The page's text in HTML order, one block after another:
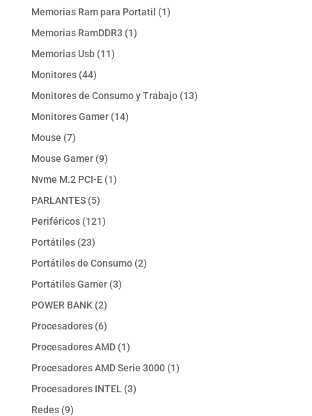
productos
Memorias Ram para Portatil 11
Memorias RamDDR3 11
Memorias Usb 1111
Monitores 4444
productos
Monitores de Consumo y Trabajo 1313
Monitores Gamer 1414
Mouse 77
productos
Mouse Gamer 99
productos
Nvme M.2 PCI-E 11
PARLANTES 55
productos
Periféricos 121121
Portátiles 2323
productos
Portátiles de Consumo 22
Portátiles Gamer 33
POWER BANK 22
productos
Procesadores 66
productos
Procesadores AMD 11
producto
Procesadores AMD Serie 3000 11
Procesadores INTEL 33
Redes 99